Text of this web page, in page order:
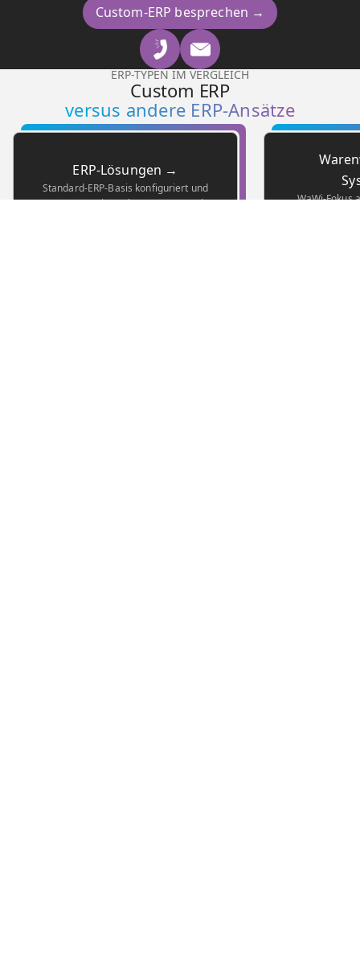
Custom-ERP besprechen →
ERP-TYPEN IM VERGLEICH
Custom ERP
versus andere ERP-Ansätze
ERP-Lösungen →
Standard-ERP-Basis konfiguriert und
ergänzt. Günstiger als Custom ERP, aber
WaWi-Fokus